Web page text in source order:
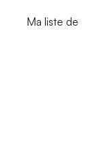
Ma liste de